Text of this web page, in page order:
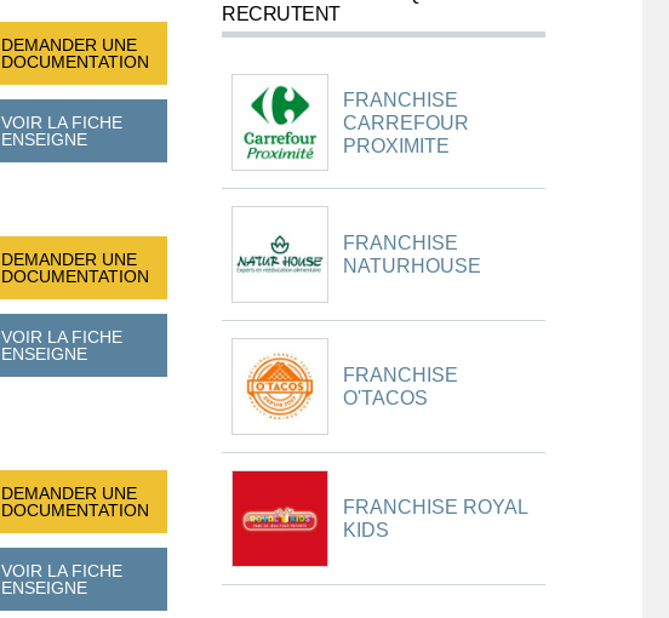
DEMANDER UNE
DOCUMENTATION
VOIR LA FICHE
ENSEIGNE
DEMANDER UNE
DOCUMENTATION
VOIR LA FICHE
ENSEIGNE
DEMANDER UNE
DOCUMENTATION
VOIR LA FICHE
ENSEIGNE
RECRUTENT
FRANCHISE
CARREFOUR
PROXIMITE
FRANCHISE
NATURHOUSE
FRANCHISE
O'TACOS
FRANCHISE ROYAL
KIDS